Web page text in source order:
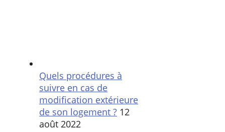
Quels procédures à
suivre en cas de
modification extérieure
de son logement ? 12
août 2022